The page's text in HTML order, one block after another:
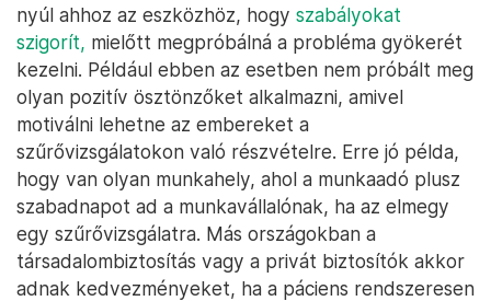
nyúl ahhoz az eszközhöz, hogy szabályokat
szigorít, mielőtt megpróbálná a probléma gyökerét
kezelni. Például ebben az esetben nem próbált meg
olyan pozitív ösztönzőket alkalmazni, amivel
motiválni lehetne az embereket a
szűrővizsgálatokon való részvételre. Erre jó példa,
hogy van olyan munkahely, ahol a munkaadó plusz
szabadnapot ad a munkavállalónak, ha az elmegy
egy szűrővizsgálatra. Más országokban a
társadalombiztosítás vagy a privát biztosítók akkor
adnak kedvezményeket, ha a páciens rendszeresen